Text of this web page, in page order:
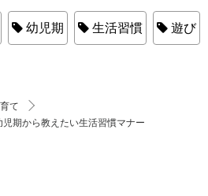
幼児期 生活習慣 遊び
て
期から教えたい生活習慣マナー